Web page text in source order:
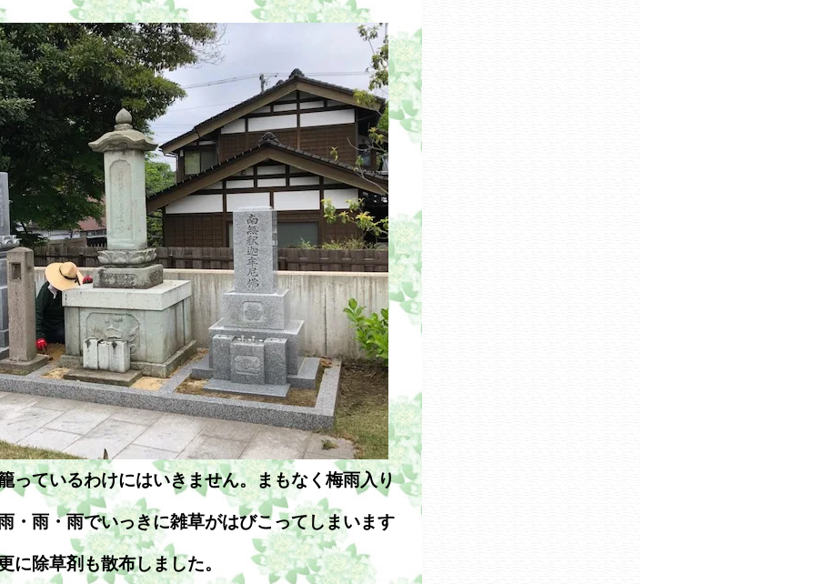
っているわけにはいきません。まもなく梅雨入り
・雨・雨でいっきに雑草がはびこってしまいます
に除草剤も散布しました。